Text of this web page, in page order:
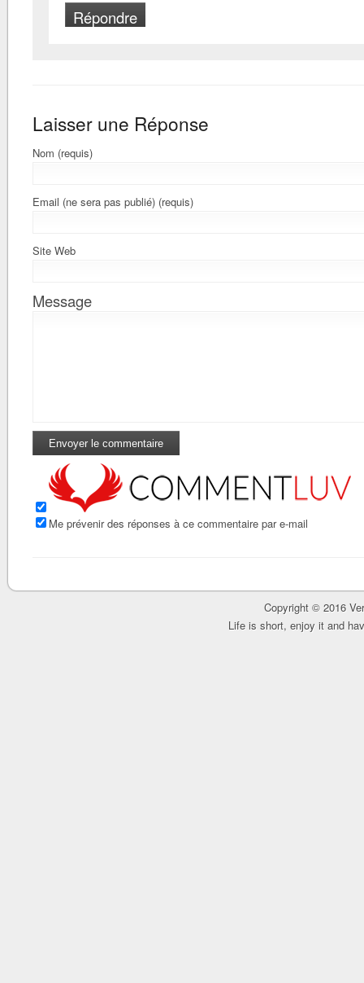
Répondre
Laisser une Réponse
Nom (requis)
Email (ne sera pas publié) (requis)
Site Web
Message
Me prévenir des réponses à ce commentaire par e-mail
Copyright © 2016
Life is short, enjoy it and